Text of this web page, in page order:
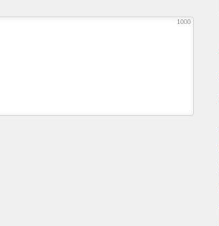
1000